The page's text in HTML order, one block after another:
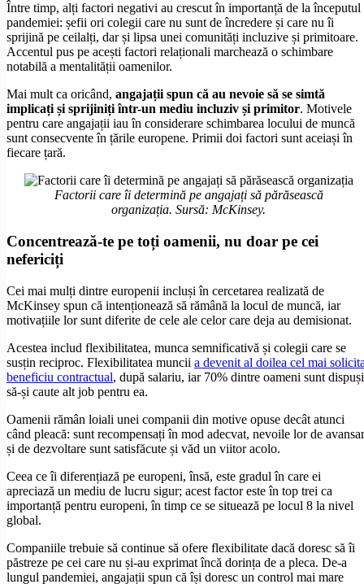
Între timp, alți factori negativi au crescut în importanță de la începutul
pandemiei: șefii ori colegii care nu sunt de încredere și care nu îi
sprijină pe ceilalți, dar și lipsa unei comunități incluzive și primitoare.
Accentul pus pe acești factori relaționali marchează o schimbare
notabilă a mentalității oamenilor.
Mai mult ca oricând, angajații spun că au nevoie să se simtă
implicați și sprijiniți într-un mediu incluziv și primitor. Motivele
pentru care angajații iau în considerare schimbarea locului de muncă
sunt consecvente în țările europene. Primii doi factori sunt aceiași în
fiecare țară.
Factorii care îi determină pe angajați să părăsească
organizația. Sursă: McKinsey.
Concentrează-te pe toți oamenii, nu doar pe cei
nefericiți
Cei mai mulți dintre europenii incluși în cercetarea realizată de
McKinsey spun că intenționează să rămână la locul de muncă, iar
motivațiile lor sunt diferite de cele ale celor care deja au demisionat.
Acestea includ flexibilitatea, munca semnificativă și colegii care se
susțin reciproc. Flexibilitatea muncii a devenit al doilea cel mai
beneficiu contractual, după salariu, iar 70% dintre oameni sunt dispuși
să-și caute alt job pentru ea.
Oamenii rămân loiali unei companii din motive opuse decât atunci
când pleacă: sunt recompensați în mod adecvat, nevoile lor de
și de dezvoltare sunt satisfăcute și văd un viitor acolo.
Ceea ce îi diferențiază pe europeni, însă, este gradul în care ei
apreciază un mediu de lucru sigur; acest factor este în top trei ca
importanță pentru europeni, în timp ce se situează pe locul 8 la nivel
global.
Companiile trebuie să continue să ofere flexibilitate dacă doresc să îi
păstreze pe cei care nu și-au exprimat încă dorința de a pleca. De-a
lungul pandemiei, angajații spun că își doresc un control mai mare